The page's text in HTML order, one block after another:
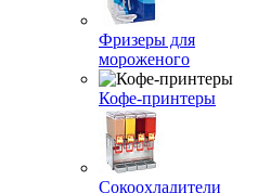
Фризеры для
мороженого
Кофе-принтеры
Сокоохладители